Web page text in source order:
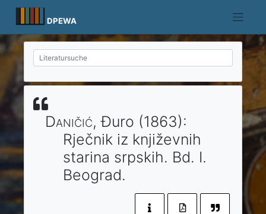
content
DPEWA
Daničić, Đuro (1863):
Rječnik iz književnih
starina srpskih. Bd. I.
Beograd.